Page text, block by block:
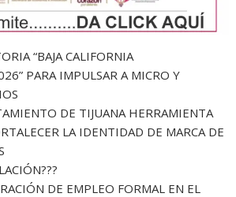
“BAJA CALIFORNIA
PARA IMPULSAR A MICRO Y
DE TIJUANA HERRAMIENTA
LA IDENTIDAD DE MARCA DE
DE EMPLEO FORMAL EN EL